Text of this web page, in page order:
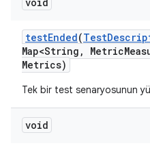
testEnded(Test
Map<String , Metric
Metrics)
Tek bir test senaryosunun
void